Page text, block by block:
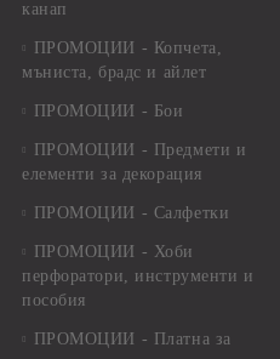
канап
ПРОМОЦИИ - Копчета,
мъниста, брадс и айлет
ПРОМОЦИИ - Бои
ПРОМОЦИИ - Предмети и
елементи за декорация
ПРОМОЦИИ - Салфетки
ПРОМОЦИИ - Хоби
перфоратори, инструменти и
пособия
ПРОМОЦИИ - Платна за